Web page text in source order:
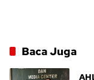
Baca Juga